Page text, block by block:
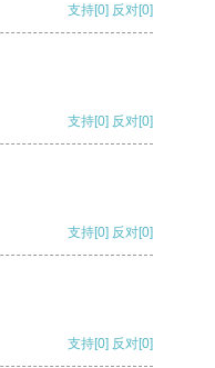
支持[0] 反对[0]
支持[0] 反对[0]
支持[0] 反对[0]
支持[0] 反对[0]